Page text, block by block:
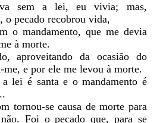
sem a lei, eu vivia; mas,
o pecado recobrou vida,
o mandamento, que me devia
à morte.
aproveitando da ocasião do
me, e por ele me levou à morte.
lei é santa e o mandamento é
tornou-se causa de morte para
Foi o pecado que, para se